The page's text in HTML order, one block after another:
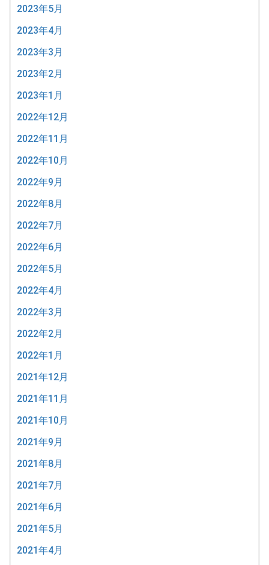
2023年5月
2023年4月
2023年3月
2023年2月
2023年1月
2022年12月
2022年11月
2022年10月
2022年9月
2022年8月
2022年7月
2022年6月
2022年5月
2022年4月
2022年3月
2022年2月
2022年1月
2021年12月
2021年11月
2021年10月
2021年9月
2021年8月
2021年7月
2021年6月
2021年5月
2021年4月